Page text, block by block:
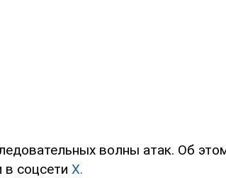
волны атак. Об
в соцсети Х.